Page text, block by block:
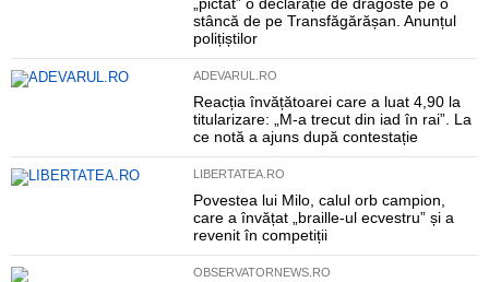
stâncă de pe Transfăgărășan. Anunțul
polițiștilor
ADEVARUL.RO
Reacția învățătoarei care a luat 4,90 la
titularizare: „M-a trecut din iad în rai”. La
ce notă a ajuns după contestație
LIBERTATEA.RO
Povestea lui Milo, calul orb campion,
care a învățat „braille-ul ecvestru” și a
revenit în competiții
OBSERVATORNEWS.RO